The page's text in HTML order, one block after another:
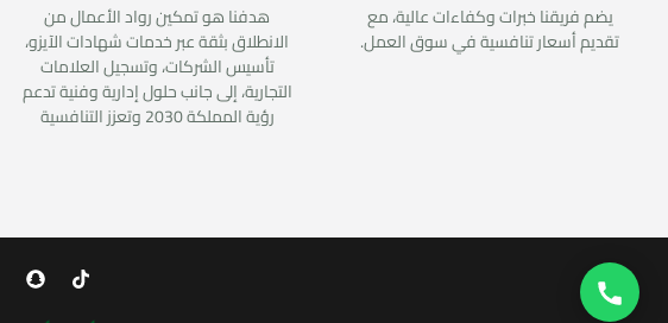
يضم فريقنا خبرات وكفاءات عالية، مع
تقديم أسعار تنافسية في سوق العمل.
هدفنا هو تمكين رواد الأعمال من
الانطلاق بثقة عبر خدمات شهادات الآيزو،
تأسيس الشركات، وتسجيل العلامات
التجارية، إلى جانب حلول إدارية وفنية تدعم
رؤية المملكة 2030 وتعزز التنافسية